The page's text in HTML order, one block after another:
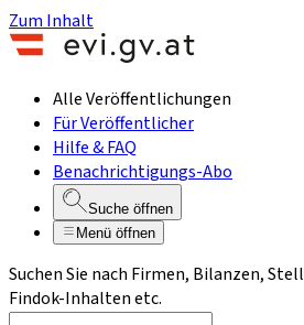
Zum Inhalt
Alle Veröffentlichungen
Für Veröffentlicher
Hilfe & FAQ
Benachrichtigungs-Abo
Suche öffnen
Menü öffnen
Suchen Sie nach Firmen, Bilanzen,
Findok-Inhalten etc.